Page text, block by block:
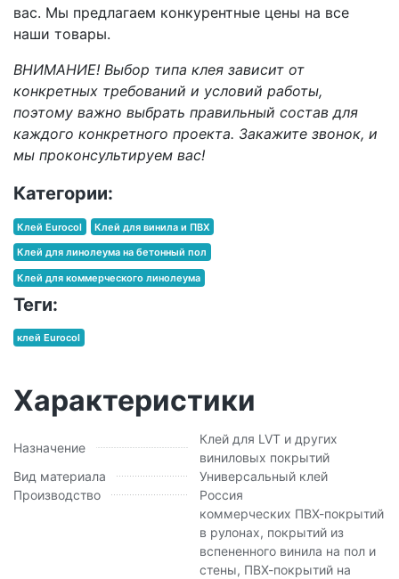
вас. Мы предлагаем конкурентные цены на все
наши товары.
ВНИМАНИЕ! Выбор типа клея зависит от
конкретных требований и условий работы,
поэтому важно выбрать правильный состав для
каждого конкретного проекта. Закажите звонок, и
мы проконсультируем вас!
Категории:
Клей Eurocol Клей для винила и ПВХ
Клей для линолеума на бетонный пол
Клей для коммерческого линолеума
Теги:
клей Eurocol
Характеристики
Назначение
Клей для LVT и других
виниловых покрытий
Вид материала
Универсальный клей
Производство
Россия
коммерческих ПВХ-покрытий
в рулонах, покрытий из
вспененного винила на пол и
стены, ПВХ-покрытий на